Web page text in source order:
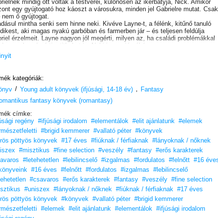
mindig ott voltak a testvérei, különösen az ikerbátyja, Nick. Amikor
egy gyújtogató hoz káoszt a városukra, minden jel Gabrielre mutat. Csak
nem ő gyújtogat.
mintha senki sem hinne neki. Kivéve Layne-t, a félénk, kitűnő tanuló
aki magas nyakú garbóban és farmerben jár – és teljesen feldúlja
érzelmeit. Layne nagyon jól megérti, milyen az, ha családi problémákkal
az ember, és érti a titkokat is. Neki is van jó néhány.
nem engedheti meg, hogy Layne rájöjjön, milyenek is a testvérei, a
és milyen veszélyek leselkednek rájuk. Van azonban néhány olyan
kategóriák:
/ Young adult könyvek (ifjúsági, 14-18 év) , Fantasy
fantasy könyvek (romantasy)
címke:
regény #ifjúsági irodalom #elementálok #elit ajánlatunk #elemek
#brigid kemmerer #vallató péter #könyvek
pöttyös könyvek #17 éves #fiúknak / férfiaknak #lányoknak / nőknek
#misztikus #fine selection #veszély #fantasy #erős karakterek
#letehetetlen #lebilincselő #izgalmas #fordulatos #felnőtt #16
#16 éves #felnőtt #fordulatos #izgalmas #lebilincselő
#csavaros #erős karakterek #fantasy #veszély #fine selection
#uniszex #lányoknak / nőknek #fiúknak / férfiaknak #17 éves
pöttyös könyvek #könyvek #vallató péter #brigid kemmerer
#elemek #elit ajánlatunk #elementálok #ifjúsági irodalom